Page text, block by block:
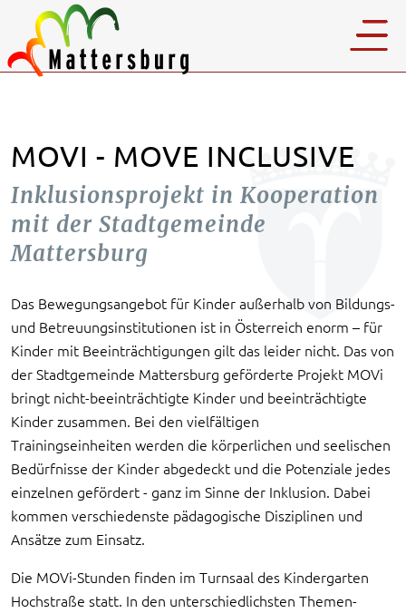
MOVI - MOVE INCLUSIVE
Inklusionsprojekt in Kooperation
mit der Stadtgemeinde
Mattersburg
Das Bewegungsangebot für Kinder außerhalb von Bildungs-
und Betreuungsinstitutionen ist in Österreich enorm – für
Kinder mit Beeinträchtigungen gilt das leider nicht. Das von
der Stadtgemeinde Mattersburg geförderte Projekt MOVi
bringt nicht-beeinträchtigte Kinder und beeinträchtigte
Kinder zusammen. Bei den vielfältigen
Trainingseinheiten werden die körperlichen und seelischen
Bedürfnisse der Kinder abgedeckt und die Potenziale jedes
einzelnen gefördert - ganz im Sinne der Inklusion. Dabei
kommen verschiedenste pädagogische Disziplinen und
Ansätze zum Einsatz.
Die MOVi-Stunden finden im Turnsaal des Kindergarten
Hochstraße statt. In den unterschiedlichsten Themen-